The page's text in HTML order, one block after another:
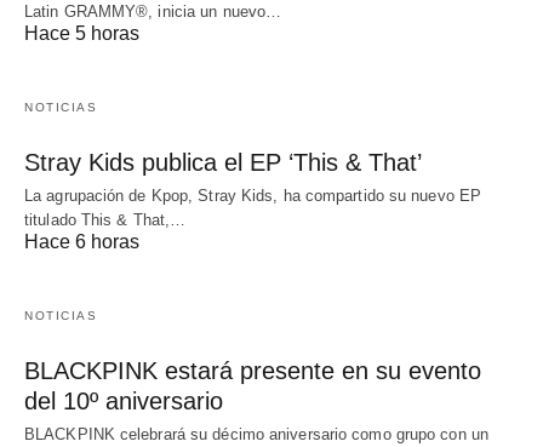
Latin GRAMMY®, inicia un nuevo…
Hace 5 horas
NOTICIAS
Stray Kids publica el EP ‘This & That’
La agrupación de Kpop, Stray Kids, ha compartido su nuevo EP
titulado This & That,…
Hace 6 horas
NOTICIAS
BLACKPINK estará presente en su evento
del 10º aniversario
BLACKPINK celebrará su décimo aniversario como grupo con un